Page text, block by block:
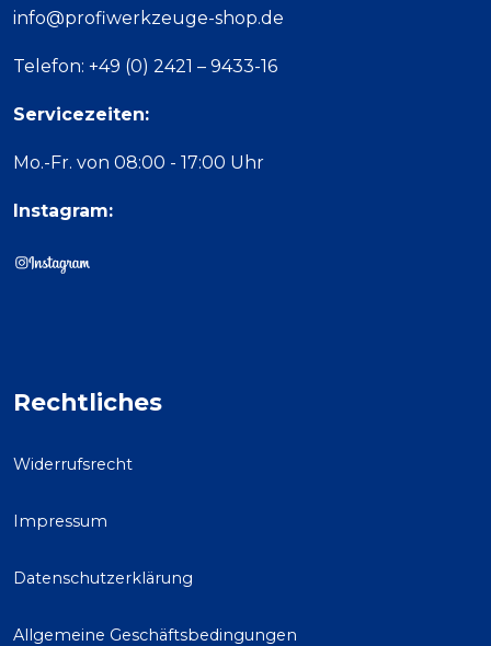
info@profiwerkzeuge-shop.de
Telefon: +49 (0) 2421 – 9433-16
Servicezeiten:
Mo.-Fr. von 08:00 - 17:00 Uhr
Instagram:
Rechtliches
Widerrufsrecht
Impressum
Datenschutzerklärung
Allgemeine Geschäftsbedingungen